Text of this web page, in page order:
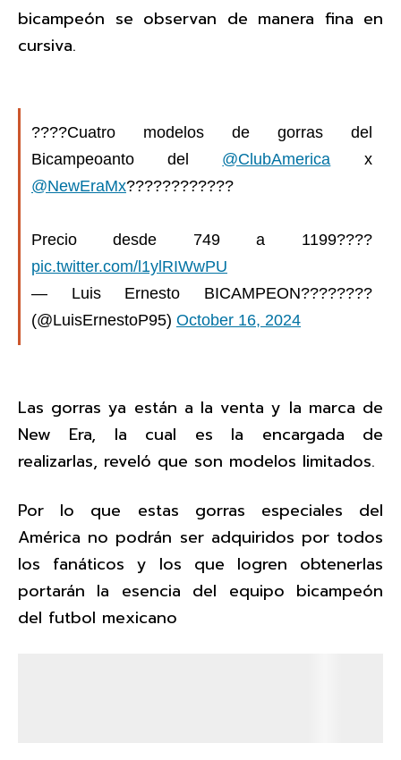
bicampeón se observan de manera fina en
cursiva.
????Cuatro modelos de gorras del
Bicampeoanto del @ClubAmerica x
@NewEraMx????????????
Precio desde 749 a 1199????
pic.twitter.com/l1ylRIWwPU
— Luis Ernesto BICAMPEON????????
(@LuisErnestoP95) October 16, 2024
Las gorras ya están a la venta y la marca de
New Era, la cual es la encargada de
realizarlas, reveló que son modelos limitados.
Por lo que estas gorras especiales del
América no podrán ser adquiridos por todos
los fanáticos y los que logren obtenerlas
portarán la esencia del equipo bicampeón
del futbol mexicano